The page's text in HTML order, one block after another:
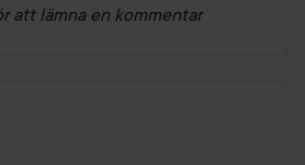
att lämna en kommentar
2 år